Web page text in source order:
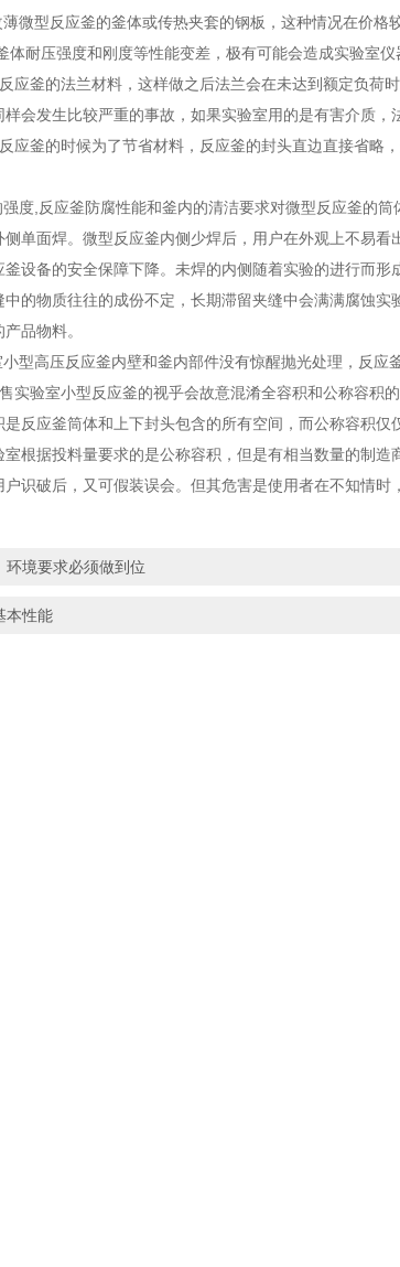
微型反应釜的釜体或传热夹套的钢板，这种情况在价
耐压强度和刚度等性能变差，极有可能会造成实验室仪
应釜的法兰材料，这样做之后法兰会在未达到额定负荷
会发生比较严重的事故，如果实验室用的是有害介质，
应釜的时候为了节省材料，反应釜的封头直边直接省略
度,反应釜防腐性能和釜内的清洁要求对微型反应釜的
单面焊。微型反应釜内侧少焊后，用户在外观上不易看
设备的安全保障下降。未焊的内侧随着实验的进行而
的物质往往的成份不定，长期滞留夹缝中会满满腐蚀
品物料。
型高压反应釜内壁和釜内部件没有惊醒抛光处理，反应
实验室小型反应釜的视乎会故意混淆全容积和公称容积的
反应釜筒体和上下封头包含的所有空间，而公称容积
根据投料量要求的是公称容积，但是有相当数量的制造
识破后，又可假装误会。但其危害是使用者在不知情时
环境要求必须做到位
本性能